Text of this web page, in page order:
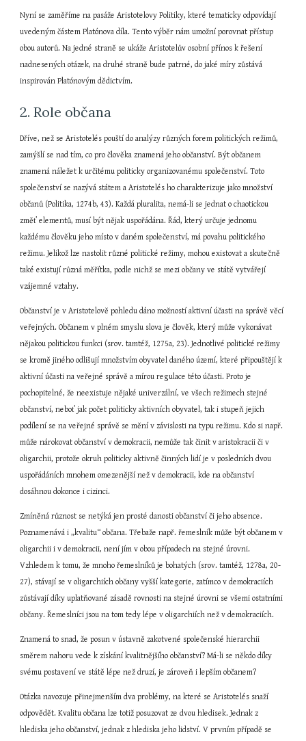
Nyní se zaměříme na pasáže Aristotelovy Politiky, které tematicky odpovídají
uvedeným částem Platónova díla. Tento výběr nám umožní porovnat přístup
obou autorů. Na jedné straně se ukáže Aristotelův osobní přínos k řešení
nadnesených otázek, na druhé straně bude patrné, do jaké míry zůstává
inspirován Platónovým dědictvím.
2. Role občana
Dříve, než se Aristotelés pouští do analýzy různých forem politických režimů,
zamýšlí se nad tím, co pro člověka znamená jeho občanství. Být občanem
znamená náležet k určitému politicky organizovanému společenství. Toto
společenství se nazývá státem a Aristotelés ho charakterizuje jako množství
občanů (Politika, 1274b, 43). Každá pluralita, nemá-li se jednat o chaotickou
změť elementů, musí být nějak uspořádána. Řád, který určuje jednomu
každému člověku jeho místo v daném společenství, má povahu politického
režimu. Jelikož lze nastolit různé politické režimy, mohou existovat a skutečně
také existují různá měřítka, podle nichž se mezi občany ve státě vytvářejí
vzájemné vztahy.
Občanství je v Aristotelově pohledu dáno možností aktivní účasti na správě věcí
veřejných. Občanem v plném smyslu slova je člověk, který může vykonávat
nějakou politickou funkci (srov. tamtéž, 1275a, 23). Jednotlivé politické režimy
se kromě jiného odlišují množstvím obyvatel daného území, které připouštějí k
aktivní účasti na veřejné správě a mírou regulace této účasti. Proto je
pochopitelné, že neexistuje nějaké univerzální, ve všech režimech stejné
občanství, neboť jak počet politicky aktivních obyvatel, tak i stupeň jejich
podílení se na veřejné správě se mění v závislosti na typu režimu. Kdo si např.
může nárokovat občanství v demokracii, nemůže tak činit v aristokracii či v
oligarchii, protože okruh politicky aktivně činných lidí je v posledních dvou
uspořádáních mnohem omezenější než v demokracii, kde na občanství
dosáhnou dokonce i cizinci.
Zmíněná různost se netýká jen prosté danosti občanství či jeho absence.
Poznamenává i „kvalitu“ občana. Třebaže např. řemeslník může být občanem v
oligarchii i v demokracii, není jím v obou případech na stejné úrovni.
Vzhledem k tomu, že mnoho řemeslníků je bohatých (srov. tamtéž, 1278a, 20-
27), stávají se v oligarchiích občany vyšší kategorie, zatímco v demokraciích
zůstávají díky uplatňované zásadě rovnosti na stejné úrovni se všemi ostatními
občany. Řemeslníci jsou na tom tedy lépe v oligarchiích než v demokraciích.
Znamená to snad, že posun v ústavně zakotvené společenské hierarchii
směrem nahoru vede k získání kvalitnějšího občanství? Má-li se někdo díky
svému postavení ve státě lépe než druzí, je zároveň i lepším občanem?
Otázka navozuje přinejmenším dva problémy, na které se Aristotelés snaží
odpovědět. Kvalitu občana lze totiž posuzovat ze dvou hledisek. Jednak z
hlediska jeho občanství, jednak z hlediska jeho lidství. V prvním případě se